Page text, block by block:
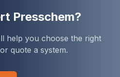
Presschem?
help you choose the right
quote a system.